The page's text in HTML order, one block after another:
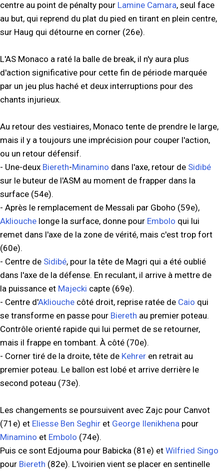
centre au point de pénalty pour Lamine Camara, seul face
au but, qui reprend du plat du pied en tirant en plein centre,
sur Haug qui détourne en corner (26e).
L'AS Monaco a raté la balle de break, il n'y aura plus
d'action significative pour cette fin de période marquée
par un jeu plus haché et deux interruptions pour des
chants injurieux.
Au retour des vestiaires, Monaco tente de prendre le large,
mais il y a toujours une imprécision pour couper l'action,
ou un retour défensif.
- Une-deux Biereth-Minamino dans l'axe, retour de Sidibé
sur le buteur de l'ASM au moment de frapper dans la
surface (54e).
- Après le remplacement de Messali par Gboho (59e),
Akliouche longe la surface, donne pour Embolo qui lui
remet dans l'axe de la zone de vérité, mais c'est trop fort
(60e).
- Centre de Sidibé, pour la tête de Magri qui a été oublié
dans l'axe de la défense. En reculant, il arrive à mettre de
la puissance et Majecki capte (69e).
- Centre d'Akliouche côté droit, reprise ratée de Caio qui
se transforme en passe pour Biereth au premier poteau.
Contrôle orienté rapide qui lui permet de se retourner,
mais il frappe en tombant. À côté (70e).
- Corner tiré de la droite, tête de Kehrer en retrait au
premier poteau. Le ballon est lobé et arrive derrière le
second poteau (73e).
Les changements se poursuivent avec Zajc pour Canvot
(71e) et Eliesse Ben Seghir et George Ilenikhena pour
Minamino et Embolo (74e).
Puis ce sont Edjouma pour Babicka (81e) et Wilfried Singo
pour Biereth (82e). L'ivoirien vient se placer en sentinelle